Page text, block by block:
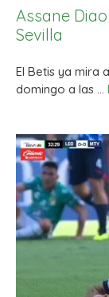
Assane
Sevilla
El Betis ya mira
domingo a las …